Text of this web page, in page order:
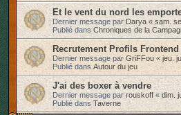
Et le vent du nord les
Dernier message parDarya « sam.
Publié dans Chroniques de la
Recrutement Profils Frontend
Dernier message par GriFFou« jeu.
Publié dans Autour du jeu
J'ai des boxer à vendre
Dernier message parrouskoff «dim.
Publié dans Taverne